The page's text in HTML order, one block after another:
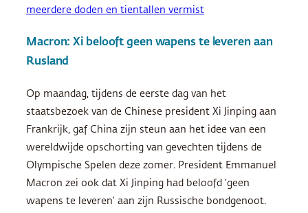
meerdere doden en tientallen vermist
Macron: Xi belooft geen wapens te leveren aan
Rusland
Op maandag, tijdens de eerste dag van het
staatsbezoek van de Chinese president Xi Jinping aan
Frankrijk, gaf China zijn steun aan het idee van een
wereldwijde opschorting van gevechten tijdens de
Olympische Spelen deze zomer. President Emmanuel
Macron zei ook dat Xi Jinping had beloofd ‘geen
wapens te leveren’ aan zijn Russische bondgenoot.